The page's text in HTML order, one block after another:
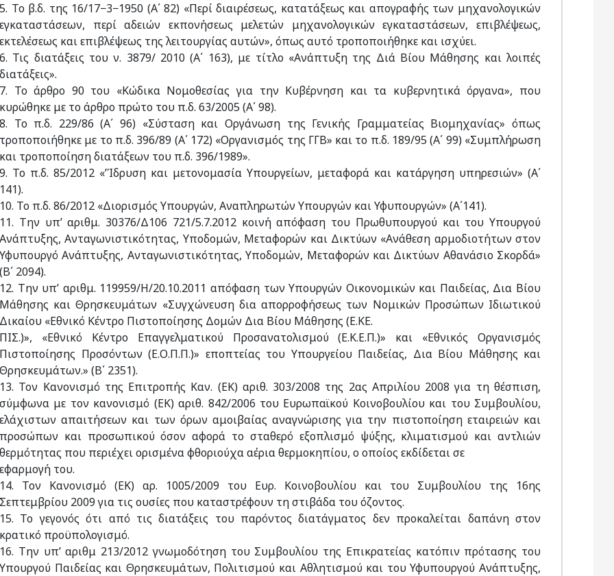
5. Το β.δ. της 16/17−3−1950 (Α΄ 82) «Περί διαιρέσεως, κατατάξεως και απογραφής των μηχανολογικών
εγκαταστάσεων, περί αδειών εκπονήσεως μελετών μηχανολογικών εγκαταστάσεων, επιβλέψεως,
εκτελέσεως και επιβλέψεως της λειτουργίας αυτών», όπως αυτό τροποποιήθηκε και ισχύει.
6. Τις διατάξεις του ν. 3879/ 2010 (Α΄ 163), με τίτλο «Ανάπτυξη της Διά Βίου Μάθησης και λοιπές
διατάξεις».
7. Το άρθρο 90 του «Κώδικα Νομοθεσίας για την Κυβέρνηση και τα κυβερνητικά όργανα», που
κυρώθηκε με το άρθρο πρώτο του π.δ. 63/2005 (Α΄ 98).
8. Το π.δ. 229/86 (Α΄ 96) «Σύσταση και Οργάνωση της Γενικής Γραμματείας Βιομηχανίας» όπως
τροποποιήθηκε με το π.δ. 396/89 (Α΄ 172) «Οργανισμός της ΓΓΒ» και το π.δ. 189/95 (Α΄ 99) «Συμπλήρωση
και τροποποίηση διατάξεων του π.δ. 396/1989».
9. Το π.δ. 85/2012 «’Ίδρυση και μετονομασία Υπουργείων, μεταφορά και κατάργηση υπηρεσιών» (Α΄
141).
10. Το π.δ. 86/2012 «Διορισμός Υπουργών, Αναπληρωτών Υπουργών και Υφυπουργών» (Α΄141).
11. Την υπ’ αριθμ. 30376/Δ106 721/5.7.2012 κοινή απόφαση του Πρωθυπουργού και του Υπουργού
Ανάπτυξης, Ανταγωνιστικότητας, Υποδομών, Μεταφορών και Δικτύων «Ανάθεση αρμοδιοτήτων στον
Υφυπουργό Ανάπτυξης, Ανταγωνιστικότητας, Υποδομών, Μεταφορών και Δικτύων Αθανάσιο Σκορδά»
(Β΄ 2094).
12. Την υπ’ αριθμ. 119959/Η/20.10.2011 απόφαση των Υπουργών Οικονομικών και Παιδείας, Δια Βίου
Μάθησης και Θρησκευμάτων «Συγχώνευση δια απορροφήσεως των Νομικών Προσώπων Ιδιωτικού
Δικαίου «Εθνικό Κέντρο Πιστοποίησης Δομών Δια Βίου Μάθησης (Ε.ΚΕ.
ΠΙΣ.)», «Εθνικό Κέντρο Επαγγελματικού Προσανατολισμού (Ε.Κ.Ε.Π.)» και «Εθνικός Οργανισμός
Πιστοποίησης Προσόντων (Ε.Ο.Π.Π.)» εποπτείας του Υπουργείου Παιδείας, Δια Βίου Μάθησης και
Θρησκευμάτων.» (Β΄ 2351).
13. Τον Κανονισμό της Επιτροπής Καν. (ΕΚ) αριθ. 303/2008 της 2ας Απριλίου 2008 για τη θέσπιση,
σύμφωνα με τον κανονισμό (ΕΚ) αριθ. 842/2006 του Ευρωπαϊκού Κοινοβουλίου και του Συμβουλίου,
ελάχιστων απαιτήσεων και των όρων αμοιβαίας αναγνώρισης για την πιστοποίηση εταιρειών και
προσώπων και προσωπικού όσον αφορά το σταθερό εξοπλισμό ψύξης, κλιματισμού και αντλιών
θερμότητας που περιέχει ορισμένα φθοριούχα αέρια θερμοκηπίου, ο οποίος εκδίδεται σε
εφαρμογή του.
14. Τον Κανονισμό (ΕΚ) αρ. 1005/2009 του Ευρ. Κοινοβουλίου και του Συμβουλίου της 16ης
Σεπτεμβρίου 2009 για τις ουσίες που καταστρέφουν τη στιβάδα του όζοντος.
15. Το γεγονός ότι από τις διατάξεις του παρόντος διατάγματος δεν προκαλείται δαπάνη στον
κρατικό προϋπολογισμό.
16. Την υπ’ αριθμ 213/2012 γνωμοδότηση του Συμβουλίου της Επικρατείας κατόπιν πρότασης του
Υπουργού Παιδείας και Θρησκευμάτων, Πολιτισμού και Αθλητισμού και του Υφυπουργού Ανάπτυξης,